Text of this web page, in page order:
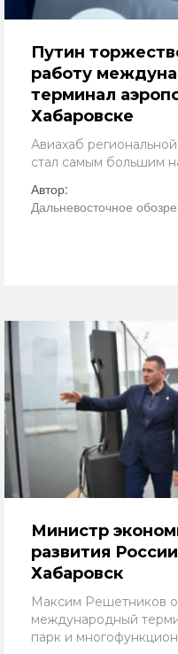
Путин
работу
терминал
Хабаровске
Авиахаб
стал самым большим
Автор:
Дальневосточное
Министр
развития
Хабаровск
Максим Решетников
международный
парк и